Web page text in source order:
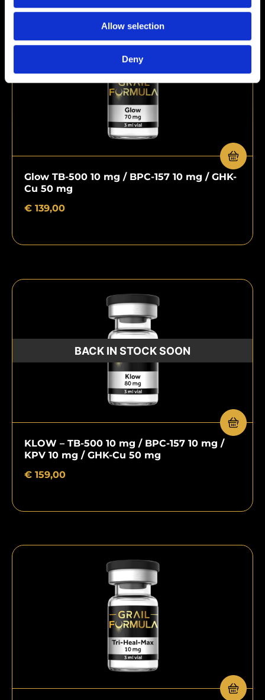
Allow selection
Deny
Glow TB-500 10 mg / BPC-157 10 mg / GHK-
Cu 50 mg
€ 139,00
KLOW – TB-500 10 mg / BPC-157 10 mg /
KPV 10 mg / GHK-Cu 50 mg
€ 159,00